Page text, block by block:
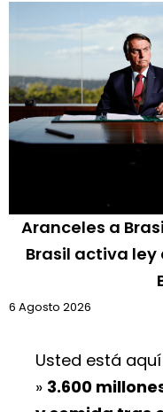
Aranceles a
Brasil activa
6 Agosto 2026
Usted está aquí
» 3.600